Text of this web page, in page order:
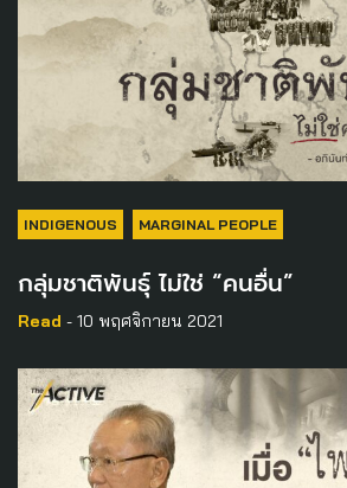
INDIGENOUS MARGINAL PEOPLE
กลุ่มชาติพันธุ์ ไม่ใช่ “คนอื่น”
Read - 10 พฤศจิกายน 2021